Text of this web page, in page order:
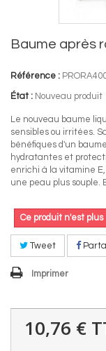
Baume après
Référence :
État : Nouveau produit
Le nouveau baume
sensibles ou irritées.
bénéfiques d'un
hydratantes et
enrichi à la vitamine
une peau plus souple.
Ce produit n'est plus
Tweet
Imprimer
10,76 €